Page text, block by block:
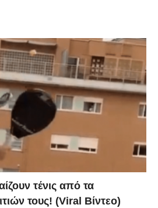
τένις από τα
τους! (Viral Βίντεο)